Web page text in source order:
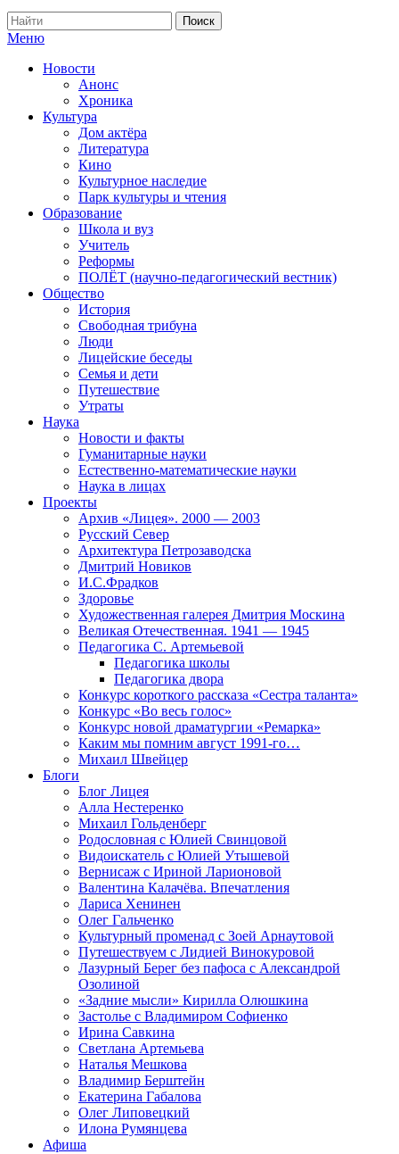
Меню
Новости
Анонс
Хроника
Культура
Дом актёра
Литература
Кино
Культурное наследие
Парк культуры и чтения
Образование
Школа и вуз
Учитель
Реформы
ПОЛЁТ (научно-педагогический вестник)
Общество
История
Свободная трибуна
Люди
Лицейские беседы
Семья и дети
Путешествие
Утраты
Наука
Новости и факты
Гуманитарные науки
Естественно-математические науки
Наука в лицах
Проекты
Архив «Лицея». 2000 — 2003
Русский Север
Архитектура Петрозаводска
Дмитрий Новиков
И.С.Фрадков
Здоровье
Художественная галерея Дмитрия Москина
Великая Отечественная. 1941 — 1945
Педагогика С. Артемьевой
Педагогика школы
Педагогика двора
Конкурс короткого рассказа «Сестра таланта»
Конкурс «Во весь голос»
Конкурс новой драматургии «Ремарка»
Каким мы помним август 1991-го…
Михаил Швейцер
Блоги
Блог Лицея
Алла Нестеренко
Михаил Гольденберг
Родословная с Юлией Свинцовой
Видоискатель с Юлией Утышевой
Вернисаж с Ириной Ларионовой
Валентина Калачёва. Впечатления
Лариса Хенинен
Олег Гальченко
Культурный променад с Зоей Арнаутовой
Путешествуем с Лидией Винокуровой
Лазурный Берег без пафоса с Александрой
Озолиной
«Задние мысли» Кирилла Олюшкина
Застолье с Владимиром Софиенко
Ирина Савкина
Светлана Артемьева
Наталья Мешкова
Владимир Берштейн
Екатерина Габалова
Олег Липовецкий
Илона Румянцева
Афиша